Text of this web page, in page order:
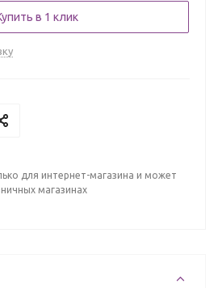
в 1 клик
для интернет-магазина и может
магазинах